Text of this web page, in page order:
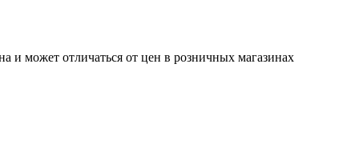
и может отличаться от цен в розничных магазинах